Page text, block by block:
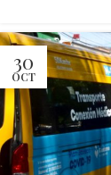
30
OCT